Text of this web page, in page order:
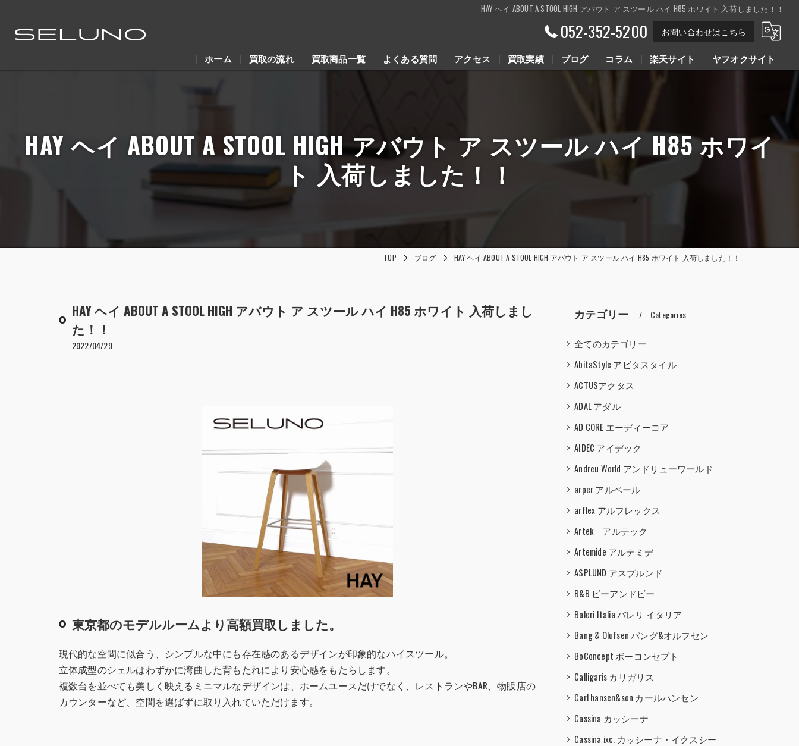
HAY ヘイ ABOUT A STOOL HIGH アバウト ア スツール ハイ H85 ホワイト 入荷しました！！
052-352-5200 お問い合わせはこちら
ホーム 買取の流れ 買取商品一覧 よくある質問 アクセス 買取実績 ブログ
Youtube動画
コラム 楽天サイト ヤフオクサイト
HAY ヘイ ABOUT A STOOL HIGH アバウト ア スツール ハイ H85 ホワイ
ト 入荷しました！！
TOP ブログ HAY ヘイ ABOUT A STOOL HIGH アバウト ア スツール ハイ H85 ホワイト 入荷しました！！
HAY ヘイ ABOUT A STOOL HIGH アバウト ア スツール ハイ H85 ホワイト 入荷しまし
た！！
2022/04/29
東京都のモデルルームより高額買取しました。
現代的な空間に似合う、シンプルな中にも存在感のあるデザインが印象的なハイスツール。
立体成型のシェルはわずかに湾曲した背もたれにより安心感をもたらします。
複数台を並べても美しく映えるミニマルなデザインは、ホームユースだけでなく、レストランやBAR、物販店の
カウンターなど、空間を選ばずに取り入れていただけます。
カテゴリー Categories
全てのカテゴリー
AbitaStyle アビタスタイル
ACTUSアクタス
ADAL アダル
AD CORE エーディーコア
AIDEC アイデック
Andreu World アンドリューワールド
arper アルペール
arflex アルフレックス
Artek アルテック
Artemide アルテミデ
ASPLUND アスプルンド
B&B ビーアンドビー
Baleri Italia バレリ イタリア
Bang & Olufsen バング&オルフセン
BoConcept ボーコンセプト
Calligaris カリガリス
Carl hansen&son カールハンセン
Cassina カッシーナ
Cassina ixc. カッシーナ・イクスシー